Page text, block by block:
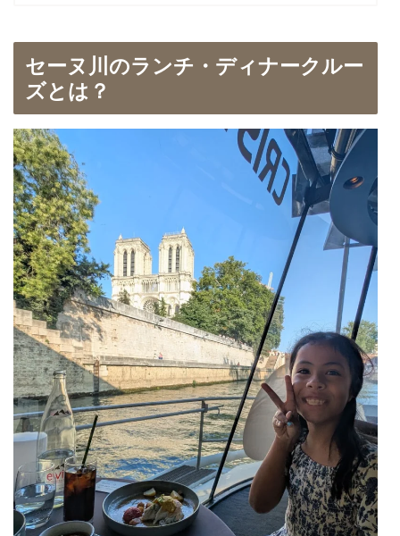
セーヌ川のランチ・ディナークルー
ズとは？